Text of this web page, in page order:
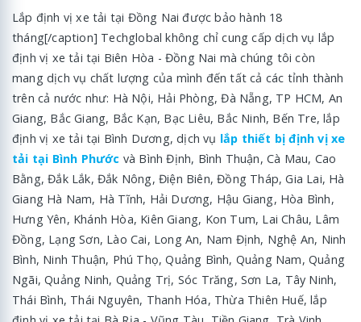
Lắp định vị xe tải tại Đồng Nai được bảo hành 18
tháng[/caption] Techglobal không chỉ cung cấp dịch vụ lắp
định vị xe tải tại Biên Hòa - Đồng Nai mà chúng tôi còn
mang dịch vụ chất lượng của mình đến tất cả các tỉnh thành
trên cả nước như: Hà Nội, Hải Phòng, Đà Nẵng, TP HCM, An
Giang, Bắc Giang, Bắc Kạn, Bạc Liêu, Bắc Ninh, Bến Tre, lắp
định vị xe tải tại Bình Dương, dịch vụ lắp thiết bị định vị xe
tải tại Bình Phước và Bình Định, Bình Thuận, Cà Mau, Cao
Bằng, Đắk Lắk, Đắk Nông, Điện Biên, Đồng Tháp, Gia Lai, Hà
Giang Hà Nam, Hà Tĩnh, Hải Dương, Hậu Giang, Hòa Bình,
Hưng Yên, Khánh Hòa, Kiên Giang, Kon Tum, Lai Châu, Lâm
Đồng, Lạng Sơn, Lào Cai, Long An, Nam Định, Nghệ An, Ninh
Bình, Ninh Thuận, Phú Thọ, Quảng Bình, Quảng Nam, Quảng
Ngãi, Quảng Ninh, Quảng Trị, Sóc Trăng, Sơn La, Tây Ninh,
Thái Bình, Thái Nguyên, Thanh Hóa, Thừa Thiên Huế, lắp